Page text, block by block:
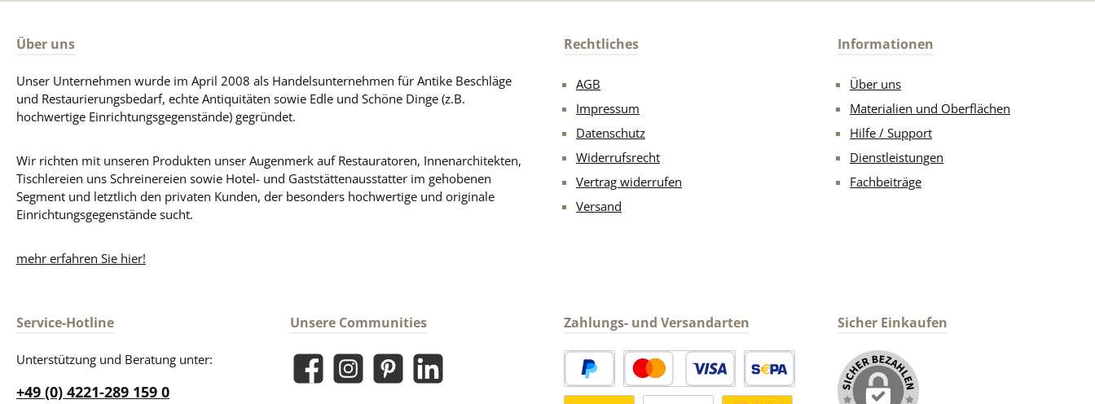
Über uns
Unser Unternehmen wurde im April 2008 als Handelsunternehmen für Antike Beschläge
und Restaurierungsbedarf, echte Antiquitäten sowie Edle und Schöne Dinge (z.B.
hochwertige Einrichtungsgegenstände) gegründet.
Wir richten mit unseren Produkten unser Augenmerk auf Restauratoren, Innenarchitekten,
Tischlereien uns Schreinereien sowie Hotel- und Gaststättenausstatter im gehobenen
Segment und letztlich den privaten Kunden, der besonders hochwertige und originale
Einrichtungsgegenstände sucht.
mehr erfahren Sie hier!
Rechtliches
AGB
Impressum
Datenschutz
Widerrufsrecht
Vertrag widerrufen
Versand
Informationen
Über uns
Materialien und Oberflächen
Hilfe / Support
Dienstleistungen
Fachbeiträge
Service-Hotline
Unterstützung und Beratung unter:
+49 (0) 4221-289 159 0
Unsere Communities
FacebookInstagramPinterestLinkedIn
Zahlungs- und Versandarten
PayPal Kredit- oder DebitkarteSEPA Lastschrift
Sicher Einkaufen